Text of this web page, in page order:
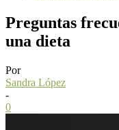
Preguntas
una dieta
Por
Sandra López
-
0